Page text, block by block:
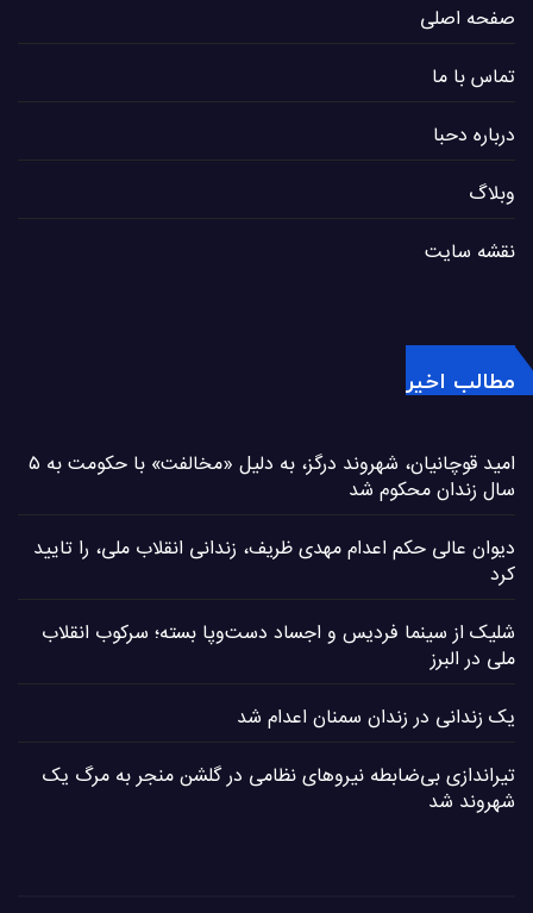
صفحه اصلی
تماس با ما
درباره دحبا
وبلاگ
نقشه سایت
مطالب اخیر
امید قوچانیان، شهروند درگز، به دلیل «مخالفت» با حکومت به ۵
سال زندان محکوم شد
دیوان عالی حکم اعدام مهدی ظریف، زندانی انقلاب ملی، را تایید
کرد
شلیک از سینما فردیس و اجساد دست‌وپا بسته؛ سرکوب انقلاب
ملی در البرز
یک زندانی در زندان سمنان اعدام شد
تیراندازی بی‌ضابطه نیروهای نظامی در گلشن منجر به مرگ یک
شهروند شد